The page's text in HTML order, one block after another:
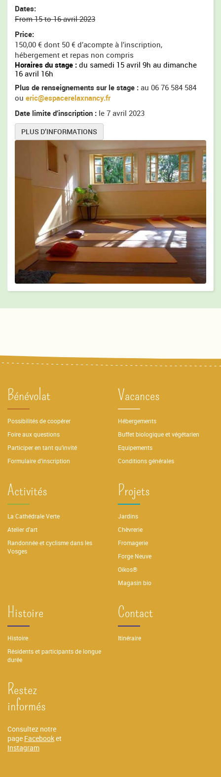
Dates:
From 15 to 16 avril 2023
Price:
150,00 € dont 50 € d’acompte à l’inscription,
hébergement et repas non compris
Horaires du stage : du samedi 15 avril 9h au dimanche
16 avril 16h
Plus de renseignements sur le stage : au 06 76 584 584
ou eric@espacerelaxnancy.fr
Date limite d’inscription : le 7 avril 2023
PLUS D’INFORMATIONS
Bénévolat
Possibilités de coopérer
Foire aux questions
Participer en tant qu’invité
Formulaire d'inscription
Vacances
Hébergements
Buffet biologique et végétarien
Equipements
Conditions générales
Activités
La Cathédrale Verte
Atelier d'art
Randonnée et cyclisme dans les
Vosges
Projets
Jardins
Chèvrerie
Fromagerie
Forge Neuve
Oikos®
Magasin bio
Histoire
Histoire
Résidents et participants de longue
durée
Contact
Itinéraire
Restez
informés
Consultez notre
page Facebooket
Instagram